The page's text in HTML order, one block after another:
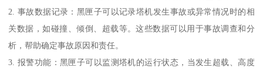
2. 事故数据记录：黑匣子可以记录塔机发生事故或异常情况时的相
关数据，如碰撞、倾倒、超载等。这些数据可以用于事故调查和分
析，帮助确定事故原因和责任。
3. 报警功能：黑匣子可以监测塔机的运行状态，当发生超载、高度